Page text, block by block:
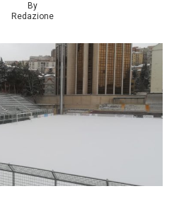
By
Redazione